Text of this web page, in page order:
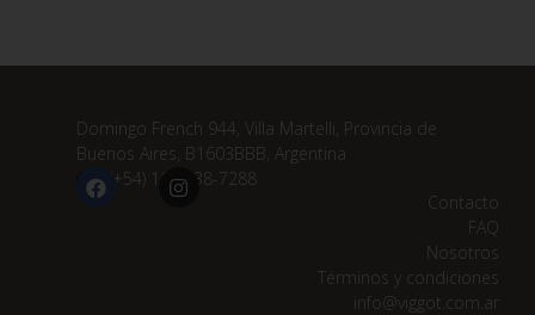
Domingo French 944, Villa Martelli, Provincia de
Buenos Aires, B1603BBB, Argentina
(+54) 11 3838-7288
Contacto
FAQ
Nosotros
Términos y condiciones
info@viggot.com.ar